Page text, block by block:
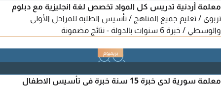
معلمة أردنية تدريس كل المواد تخصص لغة انجليزية مع دبلوم
تربوي / تعليم جميع المناهج / تأسيس الطلبه للمراحل الأولى
والوسطي / خبرة 6 سنوات بالدولة - نتائج مضمونة
معلمة سورية لدي خبرة 15 سنة خبرة في تأسيس الاطفال